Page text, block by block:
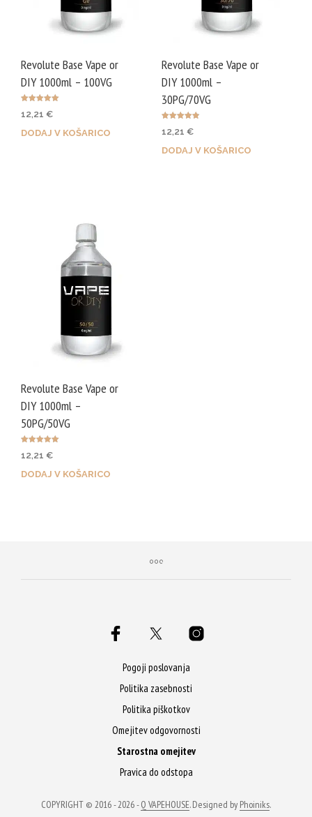
Revolute Base Vape or
DIY 1000ml – 100VG
5.00
12,21 €
DODAJ V KOŠARICO
Revolute Base Vape or
DIY 1000ml –
30PG/70VG
4.88
12,21 €
DODAJ V KOŠARICO
Revolute Base Vape or
DIY 1000ml –
50PG/50VG
5.00
12,21 €
DODAJ V KOŠARICO
Pogoji poslovanja
Politika zasebnosti
Politika piškotkov
Omejitev odgovornosti
Starostna omejitev
Pravica do odstopa
COPYRIGHT © 2016 - 2026 -Q VAPEHOUSE. Designed by Phoiniks.